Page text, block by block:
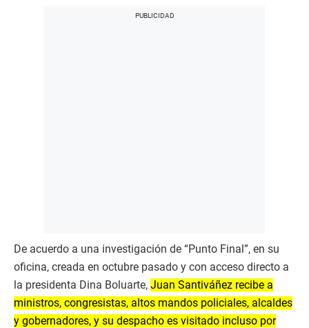
De acuerdo a una investigación de “Punto Final”, en su
oficina, creada en octubre pasado y con acceso directo a
la presidenta Dina Boluarte, Juan Santiváñez recibe a
ministros, congresistas, altos mandos policiales, alcaldes
y gobernadores, y su despacho es visitado incluso por